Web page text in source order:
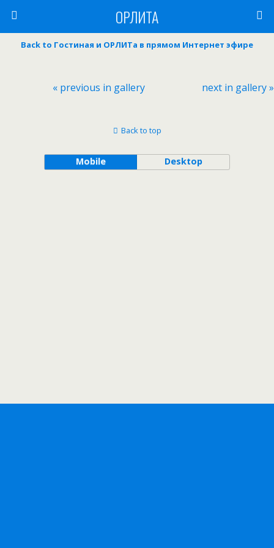
ОРЛИТА
Back to Гостиная и ОРЛИТа в прямом Интернет эфире
« previous in gallery next in gallery »
Back to top
Mobile Desktop